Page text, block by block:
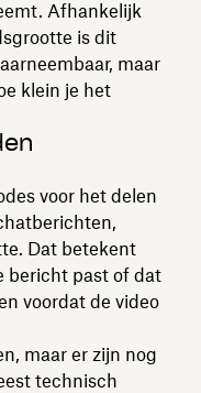
Afhankelijk
is dit
maar
klein je het
voor het delen
Dat betekent
bericht past of dat
voordat de video
maar er zijn nog
technisch